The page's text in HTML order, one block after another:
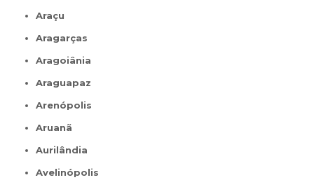
Araçu
Aragarças
Aragoiânia
Araguapaz
Arenópolis
Aruanã
Aurilândia
Avelinópolis